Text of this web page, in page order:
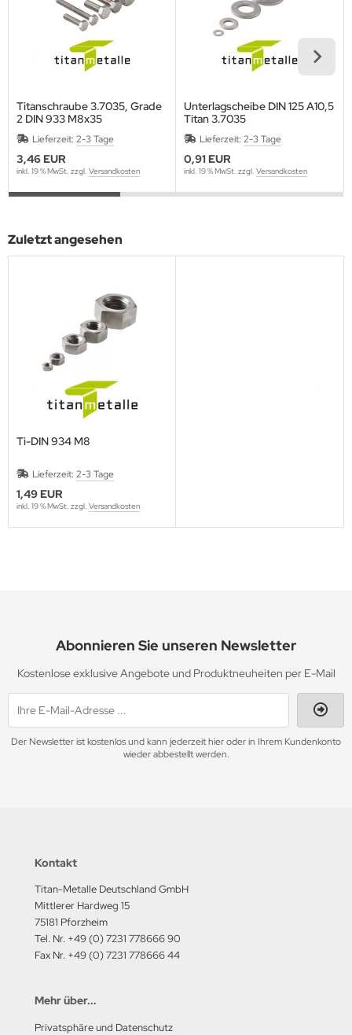
Titanschraube 3.7035, Grade
2 DIN 933 M8x35
Lieferzeit: 2-3 Tage
3,46 EUR
inkl. 19 % MwSt. zzgl. Versandkosten
Unterlagscheibe DIN 125 A10,5
Titan 3.7035
Lieferzeit: 2-3 Tage
0,91 EUR
inkl. 19 % MwSt. zzgl. Versandkosten
Zuletzt angesehen
Ti-DIN 934 M8
Lieferzeit: 2-3 Tage
1,49 EUR
inkl. 19 % MwSt. zzgl. Versandkosten
Abonnieren Sie unseren Newsletter
Kostenlose exklusive Angebote und Produktneuheiten per E-Mail
Der Newsletter ist kostenlos und kann jederzeit hier oder in Ihrem Kundenkonto
wieder abbestellt werden.
Kontakt
Titan-Metalle Deutschland GmbH
Mittlerer Hardweg 15
75181 Pforzheim
Tel. Nr. +49 (0) 7231 778666 90
Fax Nr. +49 (0) 7231 778666 44
Mehr über...
Privatsphäre und Datenschutz